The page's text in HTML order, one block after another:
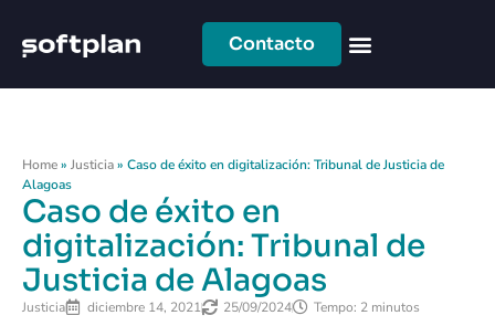
Contacto
Home» Justicia» Caso de éxito en digitalización: Tribunal de Justicia de
Alagoas
Caso de éxito en
digitalización: Tribunal de
Justicia de Alagoas
Justicia diciembre 14, 2021 25/09/2024 Tempo: 2 minutos